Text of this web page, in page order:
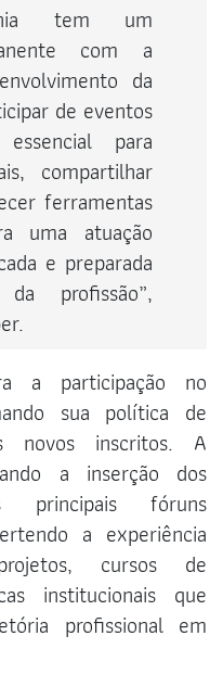
tem um
com a
da
de eventos
para
compartilhar
ferramentas
uma atuação
e preparada
profissão”,
a participação no
sua política de
novos inscritos. A
a inserção dos
principais fóruns
a experiência
cursos de
institucionais que
profissional em